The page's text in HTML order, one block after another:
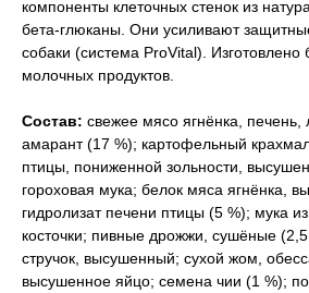
компоненты клеточных стенок из
бета-глюканы. Они усиливают
собаки (система ProVital).
молочных продуктов.
Состав: свежее мясо ягнёнка, печень,
амарант (17 %); картофельный
птицы, пониженной зольности,
гороховая мука; белок мяса ягнёнка,
гидролизат печени птицы (5 %); мука
косточки; пивные дрожжи, сушёные
стручок, высушенный; сухой жом,
высушенное яйцо; cемена чии (1 %);